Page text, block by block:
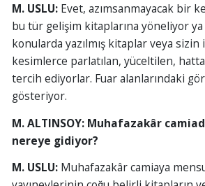
M. USLU: Evet, azımsanmayacak bir
bu tür gelişim kitaplarına yöneliyor
konularda yazılmış kitaplar veya sizin
kesimlerce parlatılan, yüceltilen,
tercih ediyorlar. Fuar alanlarındaki
gösteriyor.
M. ALTINSOY: Muhafazakâr
nereye gidiyor?
M. USLU:Muhafazakâr camiaya